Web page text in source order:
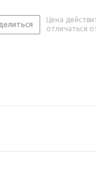
Цена
отличаться